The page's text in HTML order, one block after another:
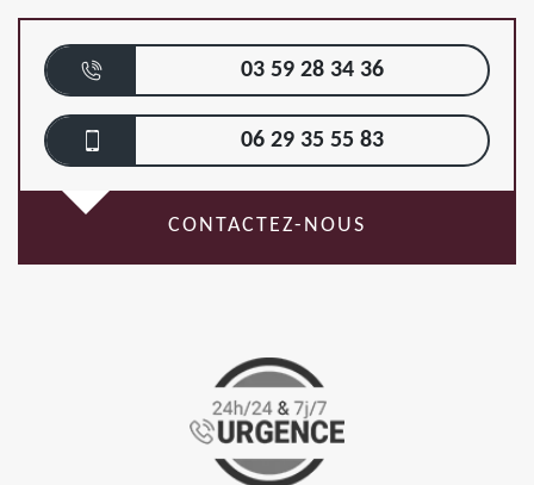
03 59 28 34 36
06 29 35 55 83
CONTACTEZ-NOUS